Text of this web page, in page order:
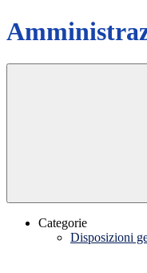
Categorie
Disposizioni